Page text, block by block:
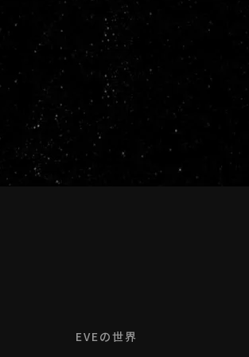
EVEの世界